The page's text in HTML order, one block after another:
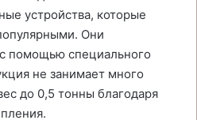
устройства, которые
Они
помощью специального
не занимает много
до 0,5 тонны благодаря